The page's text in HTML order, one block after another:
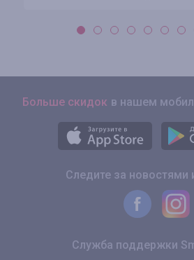
Больше скидок в нашем
Следите за новостями
Служба поддержки